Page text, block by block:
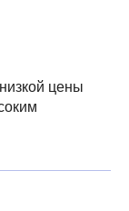
цены